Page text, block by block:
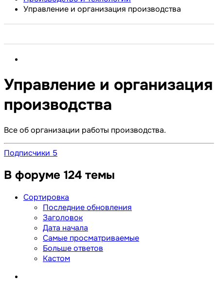
Управление и организация производства
Управление и организация
производства
Все об организации работы производства.
Подписчики 5
В форуме 124 темы
Сортировка
Последние обновления
Заголовок
Дата начала
Самые просматриваемые
Больше ответов
Кастом